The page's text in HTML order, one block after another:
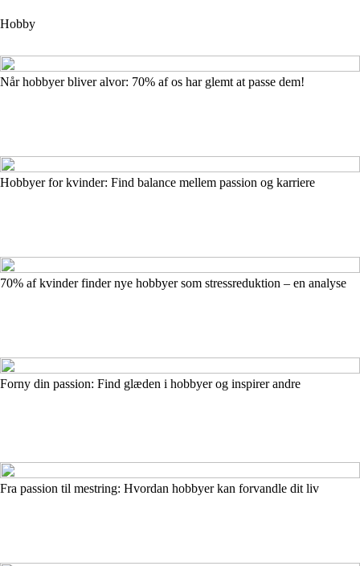
Hobby
Når hobbyer bliver alvor: 70% af os har glemt at passe dem!
Hobbyer for kvinder: Find balance mellem passion og karriere
70% af kvinder finder nye hobbyer som stressreduktion – en analyse
Forny din passion: Find glæden i hobbyer og inspirer andre
Fra passion til mestring: Hvordan hobbyer kan forvandle dit liv